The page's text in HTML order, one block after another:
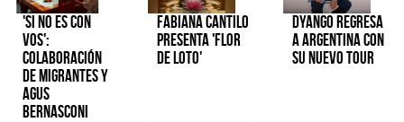
'Si No Es Con
Vos':
colaboración
de Migrantes y
Agus
Bernasconi
Fabiana Cantilo
presenta 'Flor
de Loto'
Dyango regresa
a Argentina con
su nuevo tour